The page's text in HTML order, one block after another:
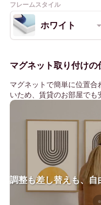
フレームスタイル
ホワイト
マグネット取り付けの
マグネットで簡単に位置合
いため、賃貸のお部屋でも
調整も差し替えも、自